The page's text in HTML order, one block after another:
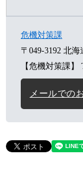
危機対策課
〒049-3192 北海
【危機対策課】
メールでの